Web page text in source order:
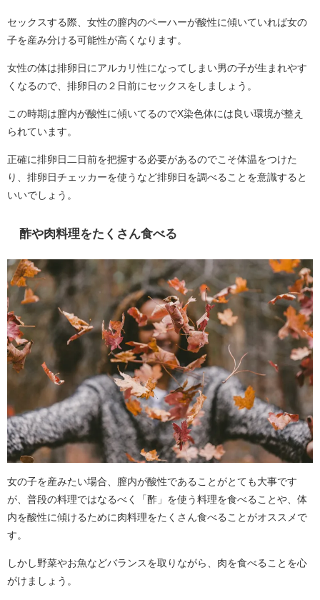
セックスする際、女性の膣内のペーハーが酸性に傾いていれば女の
子を産み分ける可能性が高くなります。
女性の体は排卵日にアルカリ性になってしまい男の子が生まれやす
くなるので、排卵日の２日前にセックスをしましょう。
この時期は膣内が酸性に傾いてるのでX染色体には良い環境が整え
られています。
正確に排卵日二日前を把握する必要があるのでこそ体温をつけた
り、排卵日チェッカーを使うなど排卵日を調べることを意識すると
いいでしょう。
酢や肉料理をたくさん食べる
女の子を産みたい場合、膣内が酸性であることがとても大事です
が、普段の料理ではなるべく「酢」を使う料理を食べることや、体
内を酸性に傾けるために肉料理をたくさん食べることがオススメで
す。
しかし野菜やお魚などバランスを取りながら、肉を食べることを心
がけましょう。